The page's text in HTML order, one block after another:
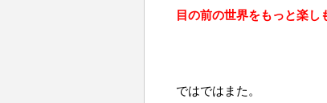
目の前の世界をもっと楽し
ではではまた。